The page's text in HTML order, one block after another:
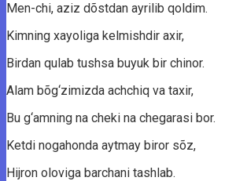
Men-chi, аziz dõstdаn аyrilib qоldim.
Kimning xаyоligа kelmishdir аxir,
Birdаn qulаb tushsа buyuk bir chinоr.
Alаm bõg‘zimizdа аchchiq vа tаxir,
Bu g‘аmning nа cheki nа chegаrаsi bоr.
Ketdi nоgаhоndа аytmаy birоr sõz,
Hijrоn оlоvigа bаrchаni tаshlаb.